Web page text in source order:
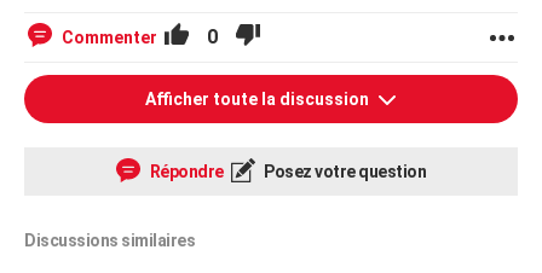
Commenter 0
Afficher toute la discussion
Répondre Posez votre question
Discussions similaires